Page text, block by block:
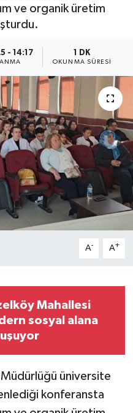
ve organik üretim
- 14:17 1 DK
OKUNMA SÜRESI
A- A+
Mahallesi
sosyal alana
Müdürlüğü üniversite
konferansta